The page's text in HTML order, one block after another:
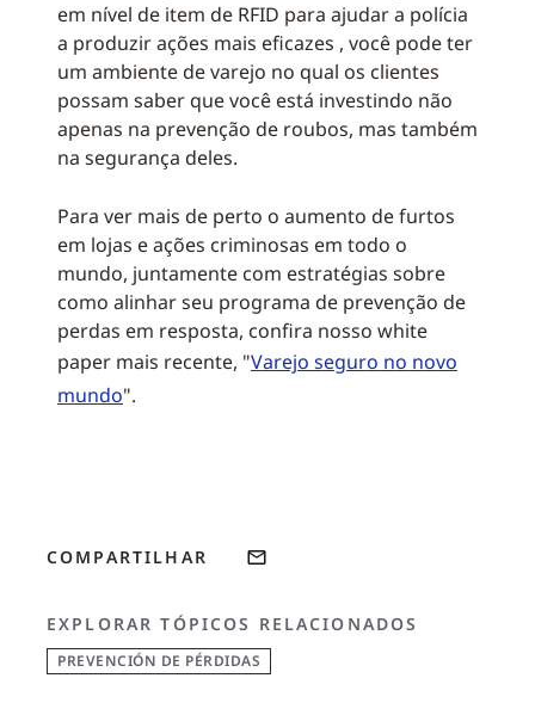
em nível de item de RFID para ajudar a polícia
a produzir ações mais eficazes , você pode ter
um ambiente de varejo no qual os clientes
possam saber que você está investindo não
apenas na prevenção de roubos, mas também
na segurança deles.
Para ver mais de perto o aumento de furtos
em lojas e ações criminosas em todo o
mundo, juntamente com estratégias sobre
como alinhar seu programa de prevenção de
perdas em resposta, confira nosso white
paper mais recente, "Varejo seguro no novo
mundo".
COMPARTILHAR
EXPLORAR TÓPICOS RELACIONADOS
PREVENCIÓN DE PÉRDIDAS